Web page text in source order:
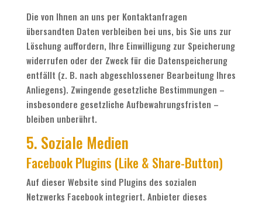
Die von Ihnen an uns per Kontaktanfragen
übersandten Daten verbleiben bei uns, bis Sie uns zur
Löschung auffordern, Ihre Einwilligung zur Speicherung
widerrufen oder der Zweck für die Datenspeicherung
entfällt (z. B. nach abgeschlossener Bearbeitung Ihres
Anliegens). Zwingende gesetzliche Bestimmungen –
insbesondere gesetzliche Aufbewahrungsfristen –
bleiben unberührt.
5. Soziale Medien
Facebook Plugins (Like & Share-Button)
Auf dieser Website sind Plugins des sozialen
Netzwerks Facebook integriert. Anbieter dieses